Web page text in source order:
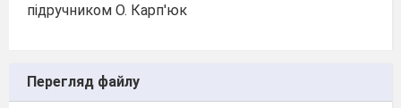
підручником О. Карп'юк
Перегляд файлу